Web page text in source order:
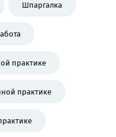
Шпаргалка
практике
практике